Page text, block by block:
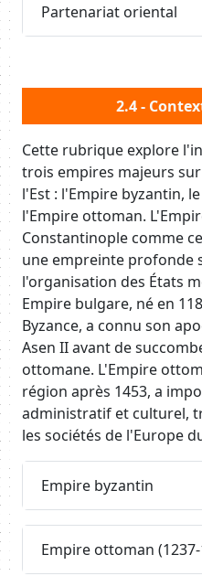
Partenariat oriental
2.4 -
Cette rubrique explore
trois empires majeurs
l'Est : l'Empire byzantin,
l'Empire ottoman.
Constantinople comme
une empreinte profonde
l'organisation des États
Empire bulgare, né en
Byzance, a connu son
Asen II avant de
ottomane. L'Empire
région après 1453, a
administratif et culturel,
les sociétés de l'Europe
Empire byzantin
Empire ottoman